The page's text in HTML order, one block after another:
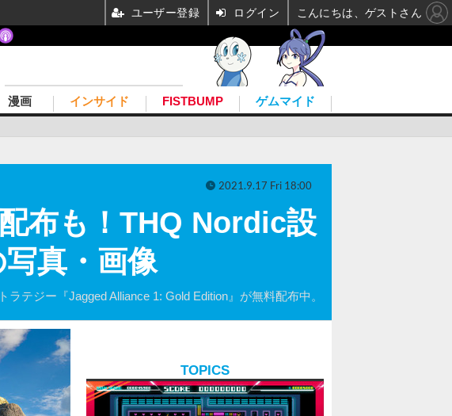
漫画 インサイド FISTBUMP ゲムマイド
布も！THQ Nordic設
真・画像
テジー『Jagged Alliance 1: Gold Edition』が無料配布中。
2021.9.17 Fri 18:00
TOPICS
ユーザー登録 ログイン こんにちは、ゲストさん